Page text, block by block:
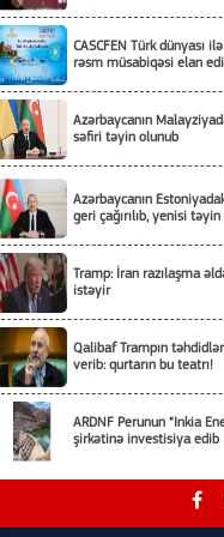
CASCFEN Türk dünyası
rəsm müsabiqəsi elan
Azərbaycanın
səfiri təyin olunub
Azərbaycanın
geri çağırılıb, yenisi
Tramp: İran razılaşma
istəyir
Qalibaf Trampın
verib: qurtarın bu teatrı!
ARDNF Perunun “Inkia
şirkətinə investisiya edib
ABŞ rəsmisi: Vaşinqton
Bakı və İrəvanla